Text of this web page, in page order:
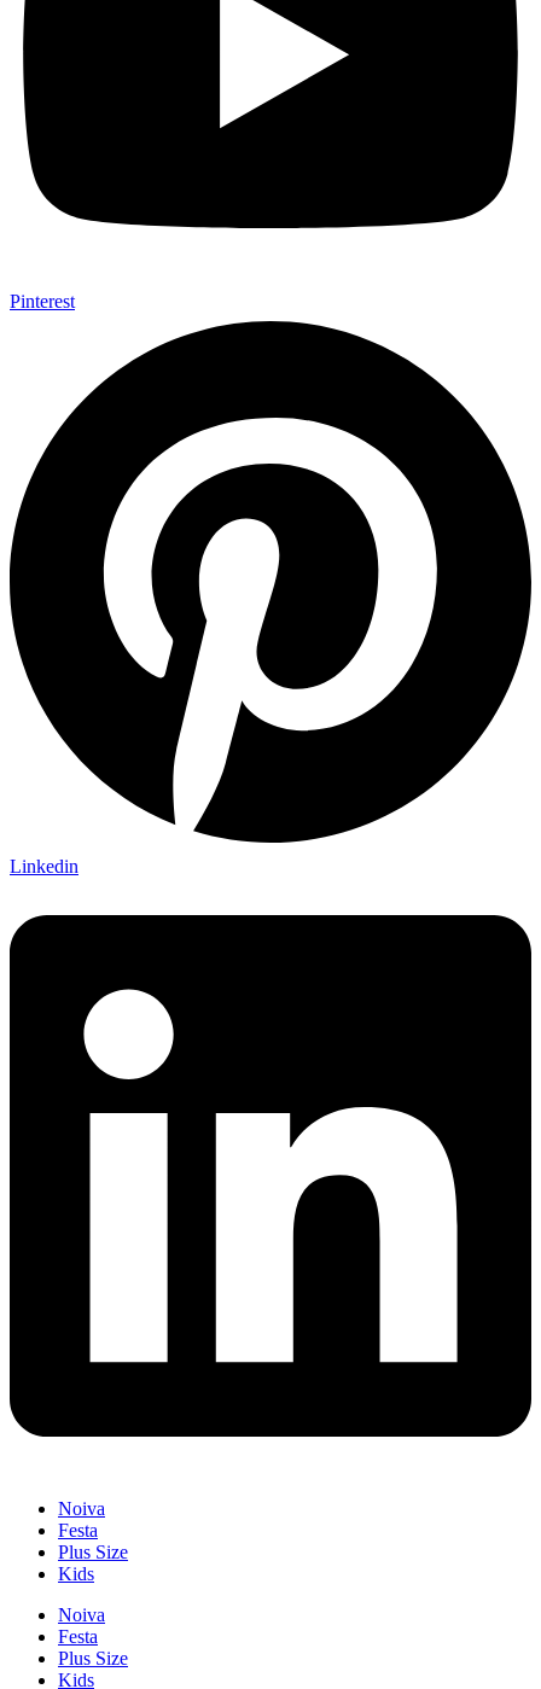
Pinterest
Linkedin
Noiva
Festa
Plus Size
Kids
Noiva
Festa
Plus Size
Kids